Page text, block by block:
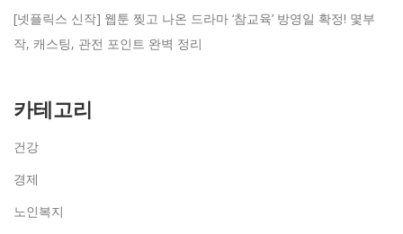
[넷플릭스 신작] 웹툰 찢고 나온 드라마 ‘참교육’ 방영일 확정! 몇부
작, 캐스팅, 관전 포인트 완벽 정리
카테고리
건강
경제
노인복지